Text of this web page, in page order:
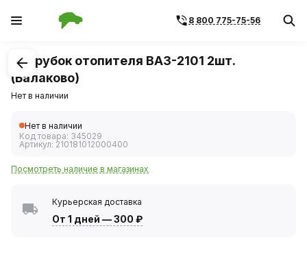
8 800 775-75-56
1/1
Патрубок отопителя ВАЗ-2101 2шт.
(Балаково)
Нет в наличии
Нет в наличии
Код товара: 345029
Артикул: 210181012000400
Посмотреть наличие в магазинах
Курьерская доставка
От 1 дней —300 ₽